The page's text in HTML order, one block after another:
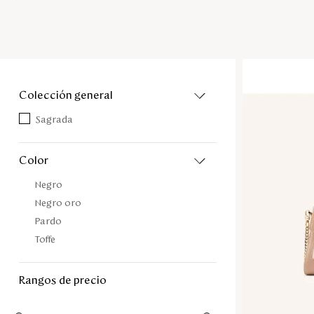
colección general
Sagrada
color
Negro
Negro oro
Pardo
Toffe
rangos de precio